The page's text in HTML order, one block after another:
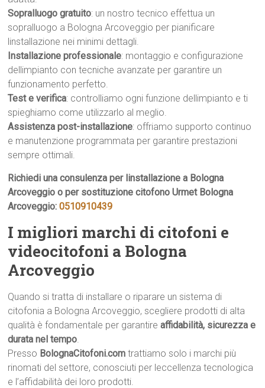
Sopralluogo gratuito: un nostro tecnico effettua un
sopralluogo a Bologna Arcoveggio per pianificare
linstallazione nei minimi dettagli.
Installazione professionale: montaggio e configurazione
dellimpianto con tecniche avanzate per garantire un
funzionamento perfetto.
Test e verifica: controlliamo ogni funzione dellimpianto e ti
spieghiamo come utilizzarlo al meglio.
Assistenza post-installazione: offriamo supporto continuo
e manutenzione programmata per garantire prestazioni
sempre ottimali.
Richiedi una consulenza per linstallazione a Bologna
Arcoveggio o per sostituzione citofono Urmet Bologna
Arcoveggio: 0510910439
I migliori marchi di citofoni e
videocitofoni a Bologna
Arcoveggio
Quando si tratta di installare o riparare un sistema di
citofonia a Bologna Arcoveggio, scegliere prodotti di alta
qualità è fondamentale per garantireaffidabilità, sicurezza e
durata nel tempo.
Presso BolognaCitofoni.com trattiamo solo i marchi più
rinomati del settore, conosciuti per leccellenza tecnologica
e l’affidabilità dei loro prodotti.